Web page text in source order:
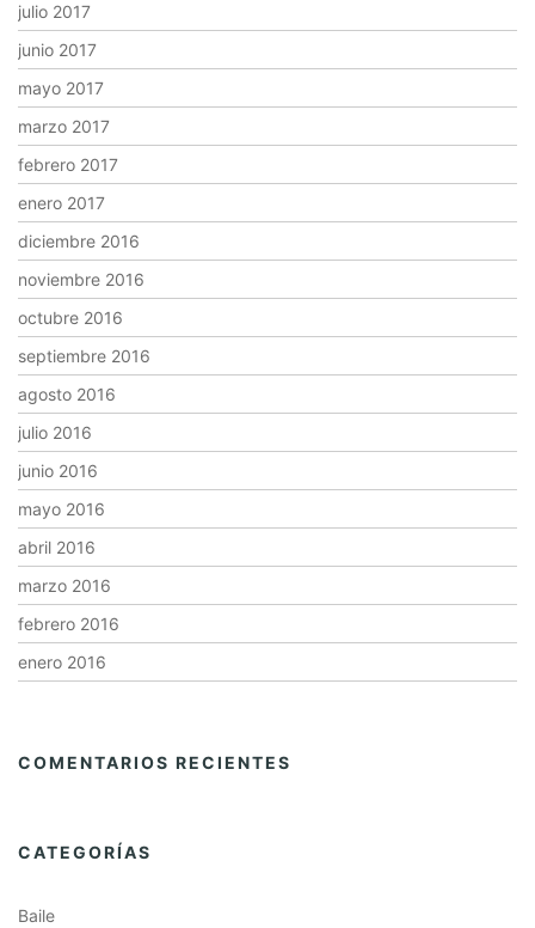
julio 2017
junio 2017
mayo 2017
marzo 2017
febrero 2017
enero 2017
diciembre 2016
noviembre 2016
octubre 2016
septiembre 2016
agosto 2016
julio 2016
junio 2016
mayo 2016
abril 2016
marzo 2016
febrero 2016
enero 2016
COMENTARIOS RECIENTES
CATEGORÍAS
Baile